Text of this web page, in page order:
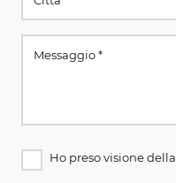
Ho preso visione della